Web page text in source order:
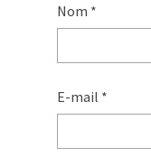
Nom *
E-mail *